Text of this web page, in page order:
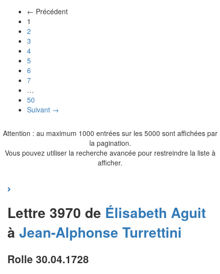
← Précédent
1
2
3
4
5
6
7
…
50
Suivant →
Attention : au maximum 1000 entrées sur les 5000 sont affichées par
la pagination.
Vous pouvez utiliser la recherche avancée pour restreindre la liste à
afficher.
Lettre 3970 de Élisabeth Aguit
à Jean-Alphonse Turrettini
Rolle 30.04.1728